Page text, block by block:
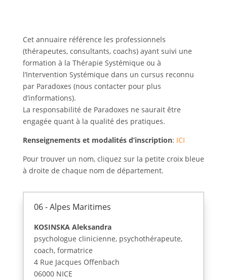
Cet annuaire référence les professionnels
(thérapeutes, consultants, coachs) ayant suivi une
formation à la Thérapie Systémique ou à
l’Intervention Systémique dans un cursus reconnu
par Paradoxes (nous contacter pour plus
d’informations).
La responsabilité de Paradoxes ne saurait être
engagée quant à la qualité des pratiques.
Renseignements et modalités d’inscription: ICI
Pour trouver un nom, cliquez sur la petite croix bleue
à droite de chaque nom de département.
06 - Alpes Maritimes
KOSINSKA Aleksandra
psychologue clinicienne, psychothérapeute,
coach, formatrice
4 Rue Jacques Offenbach
06000 NICE